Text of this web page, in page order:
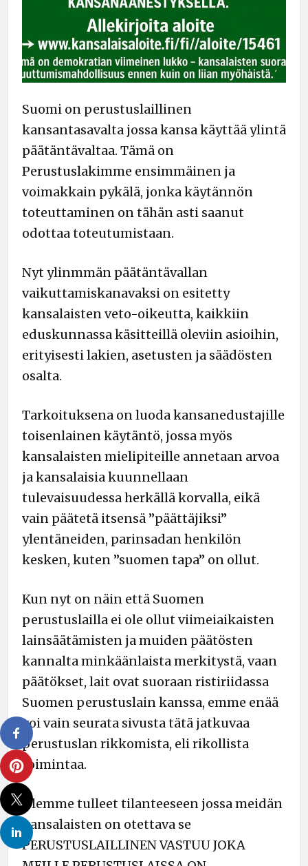
Suomi on perustuslaillinen
kansantasavalta jossa kansa käyttää ylintä
päätäntävaltaa. Tämä on
Perustuslakimme ensimmäinen ja
voimakkain pykälä, jonka käytännön
toteuttaminen on tähän asti saanut
odottaa toteutumistaan.
Nyt ylinmmän päätäntävallan
vaikuttamiskanavaksi on esitetty
kansalaisten veto-oikeutta, kaikkiin
eduskunnassa käsitteillä oleviin asioihin,
erityisesti lakien, asetusten ja säädösten
osalta.
Tarkoituksena on luoda kansanedustajille
toisenlainen käytäntö, jossa myös
kansalaisten mielipiteille annetaan arvoa
ja kansalaisia kuunnellaan
tulevaisuudessa herkällä korvalla, eikä
vain päätetä itsensä ”päättäjiksi”
ylentäneiden, parinsadan henkilön
kesken, kuten ”suomen tapa” on ollut.
Kun nyt on näin että Suomen
perustuslailla ei ole ollut viimeiaikaisten
lainsäätämisten ja muiden päätösten
kannalta minkäänlaista merkitystä, vaan
päätökset, lait ovat suoraan ristiriidassa
Suomen perustuslain kanssa, emme enää
voi vain seurata sivusta tätä jatkuvaa
perustuslan rikkomista, eli rikollista
toimintaa.
Olemme tulleet tilanteeseen jossa meidän
kansalaisten on otettava se
PERUSTUSLAILLINEN VASTUU JOKA